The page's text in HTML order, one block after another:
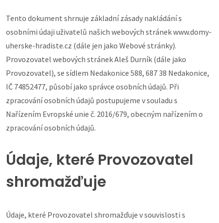
Tento dokument shrnuje základní zásady nakládání s
osobními údaji uživatelů našich webových stránek www.domy-
uherske-hradiste.cz (dále jen jako Webové stránky).
Provozovatel webových stránek Aleš Durník (dále jako
Provozovatel), se sídlem Nedakonice 588, 687 38 Nedakonice,
IČ 74852477, působí jako správce osobních údajů. Při
zpracování osobních údajů postupujeme v souladu s
Nařízením Evropské unie č. 2016/679, obecným nařízením o
zpracování osobních údajů.
Údaje, které Provozovatel
shromažďuje
Údaje, které Provozovatel shromažďuje v souvislosti s